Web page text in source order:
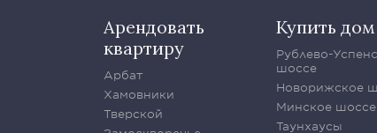
Арендовать
квартиру
Арбат
Хамовники
Тверской
Купить дом
Рублево-
шоссе
Новорижское
Минское шоссе
Таунхаусы